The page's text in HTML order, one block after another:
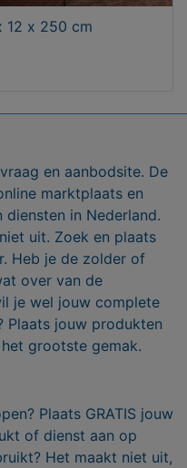
12 x 250 cm
en aanbodsite. De
marktplaats en
in Nederland.
uit. Zoek en plaats
Heb je de zolder of
over van de
je wel jouw complete
Plaats jouw produkten
grootste gemak.
Plaats GRATIS jouw
of dienst aan op
Het maakt niet uit,